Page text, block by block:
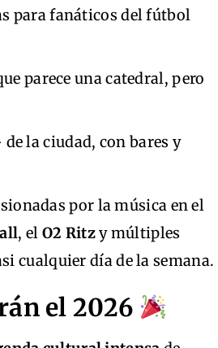
para fanáticos del fútbol
parece una catedral, pero
la ciudad, con bares y
por la música en el
, el O2 Ritzy múltiples
cualquier día de la semana.
el 2026